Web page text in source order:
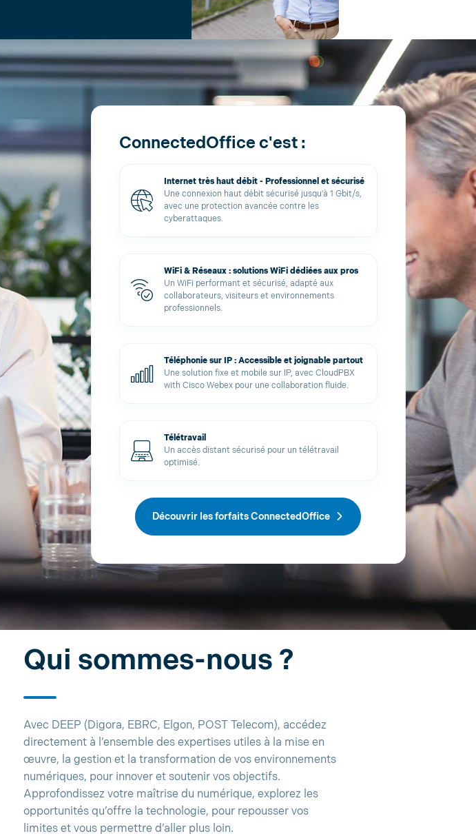
ConnectedOffice c'est :
Internet très haut débit - Professionnel et sécurisé
Une connexion haut débit sécurisé jusqu'à 1 Gbit/s,
avec une protection avancée contre les
cyberattaques.
WiFi & Réseaux : solutions WiFi dédiées aux pros
Un WiFi performant et sécurisé, adapté aux
collaborateurs, visiteurs et environnements
professionnels.
Téléphonie sur IP : Accessible et joignable partout
Une solution fixe et mobile sur IP, avec CloudPBX
with Cisco Webex pour une collaboration fluide.
Télétravail
Un accès distant sécurisé pour un télétravail
optimisé.
Découvrir les forfaits ConnectedOffice
Qui sommes-nous ?
Avec DEEP (Digora, EBRC, Elgon, POST Telecom), accédez
directement à l’ensemble des expertises utiles à la mise en
œuvre, la gestion et la transformation de vos environnements
numériques, pour innover et soutenir vos objectifs.
Approfondissez votre maîtrise du numérique, explorez les
opportunités qu’offre la technologie, pour repousser vos
limites et vous permettre d’aller plus loin.